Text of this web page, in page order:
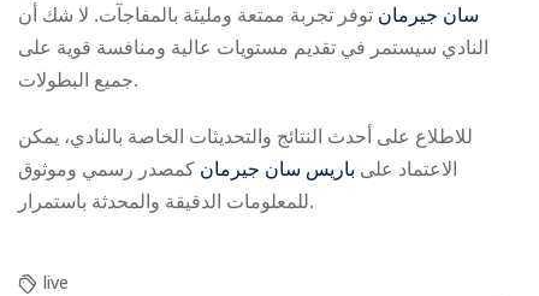
سان جيرمان توفر تجربة ممتعة ومليئة بالمفاجآت. لا شك أن
النادي سيستمر في تقديم مستويات عالية ومنافسة قوية على
جميع البطولات.
للاطلاع على أحدث النتائج والتحديثات الخاصة بالنادي، يمكن
الاعتماد على باريس سان جيرمان كمصدر رسمي وموثوق
للمعلومات الدقيقة والمحدثة باستمرار.
live